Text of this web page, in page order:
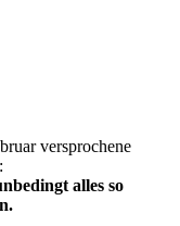
versprochene
alles so